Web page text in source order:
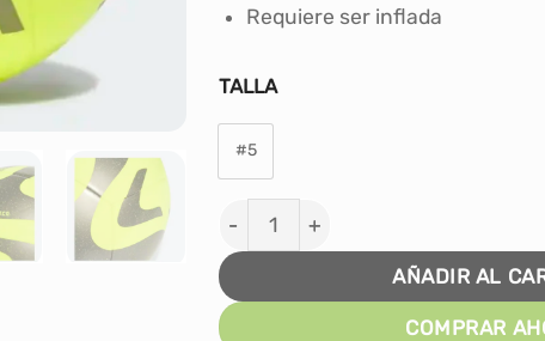
Requiere ser inflada
TALLA
#5
PELOTA FÚTBOL ADIDAS
AÑADIR AL
COMPRAR